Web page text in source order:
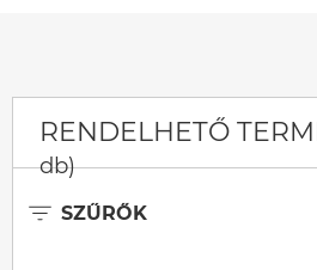
RENDELHETŐ
db)
SZŰRŐK